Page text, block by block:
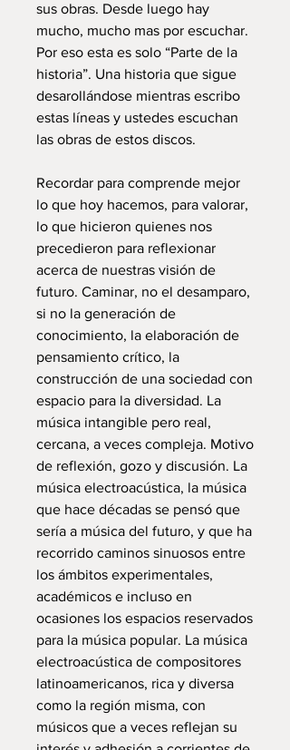
sus obras. Desde luego hay
mucho, mucho mas por escuchar.
Por eso esta es solo “Parte de la
historia”. Una historia que sigue
desarollándose mientras escribo
estas líneas y ustedes escuchan
las obras de estos discos.
Recordar para comprende mejor
lo que hoy hacemos, para valorar,
lo que hicieron quienes nos
precedieron para reflexionar
acerca de nuestras visión de
futuro. Caminar, no el desamparo,
si no la generación de
conocimiento, la elaboración de
pensamiento crítico, la
construcción de una sociedad con
espacio para la diversidad. La
música intangible pero real,
cercana, a veces compleja. Motivo
de reflexión, gozo y discusión. La
música electroacústica, la música
que hace décadas se pensó que
sería a música del futuro, y que ha
recorrido caminos sinuosos entre
los ámbitos experimentales,
académicos e incluso en
ocasiones los espacios reservados
para la música popular. La música
electroacústica de compositores
latinoamericanos, rica y diversa
como la región misma, con
músicos que a veces reflejan su